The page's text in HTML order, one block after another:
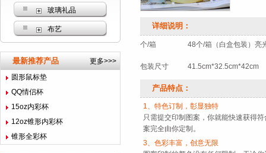
玻璃礼品
布艺
最新推荐产品
更多>>>
圆形鼠标垫
QQ情侣杯
15oz内彩杯
12oz锥形内彩杯
锥形全彩杯
详细说明：
个/箱 48个/箱（白盒包装）亮
包装尺寸 41.5cm*32.5cm*42cm
产品特点：
1、特色订制，彰显独特
只需提交印制图案，你就能快速获得
案完全由你定制。
3、色彩丰富，创意无限